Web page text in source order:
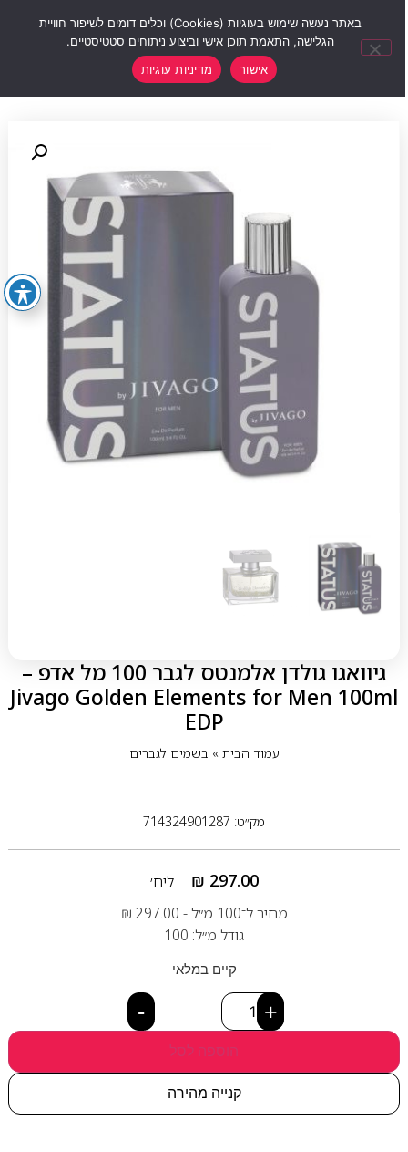
גיוואגו גולדן אלמנטס לגבר 100 מל אדפ –
Jivago Golden Elements for Men 100ml
EDP
עמוד הבית» בשמים לגברים
מק״ט: 714324901287
₪ 297.00
ליח׳
מחיר ל־100 מ״ל -
₪ 297.00
גודל מ״ל: 100
קיים במלאי
- +
הוספה לסל
קנייה מהירה
באתר נעשה שימוש בעוגיות (Cookies) וכלים דומים לשיפור חוויית
הגלישה, התאמת תוכן אישי וביצוע ניתוחים סטטיסטיים.
אישור
מדיניות עוגיות